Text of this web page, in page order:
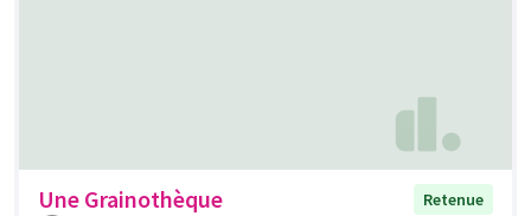
Une Grainothèque
Retenue